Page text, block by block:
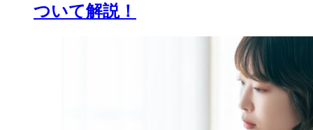
ついて解説！